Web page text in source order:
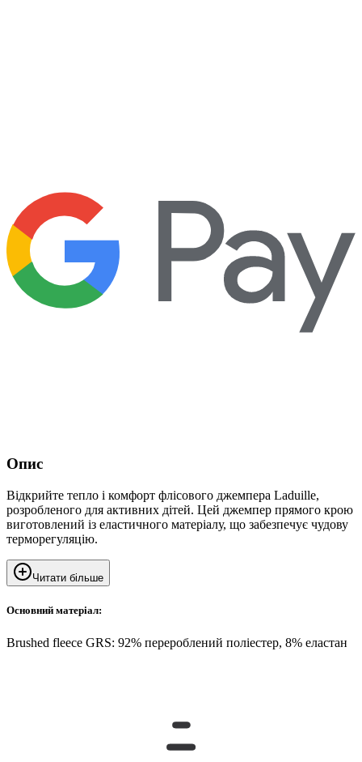
Опис
Відкрийте тепло і комфорт флісового джемпера Laduille,
розробленого для активних дітей. Цей джемпер прямого крою
виготовлений із еластичного матеріалу, що забезпечує чудову
терморегуляцію.
Читати більше
Основний матеріал:
Brushed fleece GRS: 92% перероблений поліестер, 8% еластан